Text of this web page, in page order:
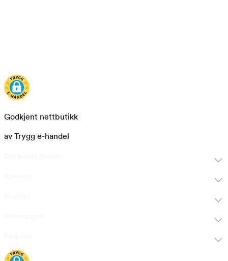
Godkjent nettbutikk
av Trygg e-handel